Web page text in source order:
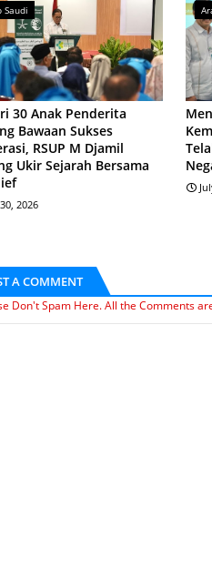
Saudi
30 Anak Penderita
Bawaan Sukses
RSUP M Djamil
Ukir Sejarah Bersama
2026
A COMMENT
Don't Spam Here. All the Comments